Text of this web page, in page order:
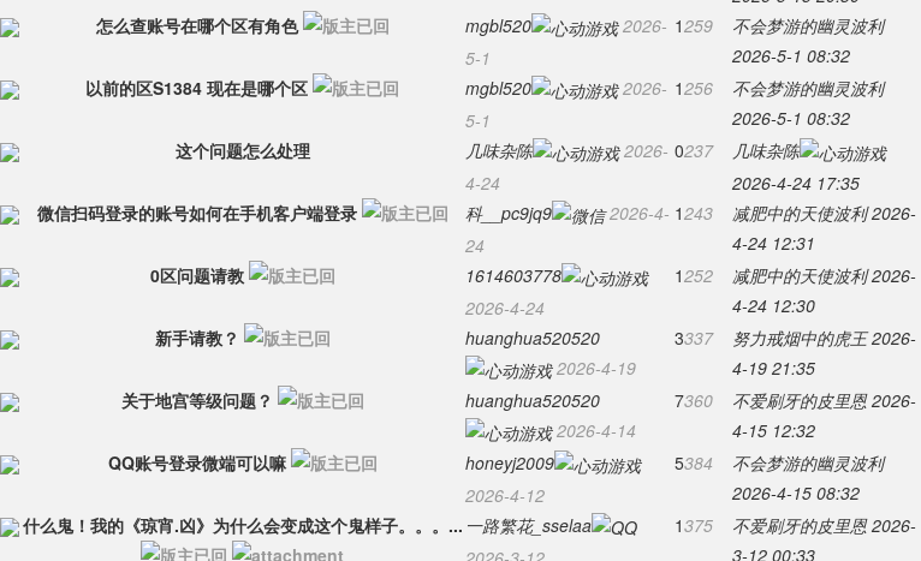
怎么查账号在哪个区有角色
mgbl520
2026-
5-1
1259
不会梦游的幽灵波利
2026-5-1 08:32
以前的区S1384 现在是哪个区
mgbl520
2026-
5-1
1256
不会梦游的幽灵波利
2026-5-1 08:32
这个问题怎么处理
几味杂陈
2026-
4-24
0237
几味杂陈
2026-4-24 17:35
微信扫码登录的账号如何在手机客户端登录
科__pc9jq9
2026-4-
24
1243 减肥中的天使波利 2026-
4-24 12:31
0区问题请教
1614603778
2026-4-24
1252 减肥中的天使波利 2026-
4-24 12:30
新手请教？
huanghua520520
2026-4-19
3337 努力戒烟中的虎王 2026-
4-19 21:35
关于地宫等级问题？
huanghua520520
2026-4-14
7360 不爱刷牙的皮里恩 2026-
4-15 12:32
QQ账号登录微端可以嘛
honeyj2009
2026-4-12
5384
不会梦游的幽灵波利
2026-4-15 08:32
什么鬼！我的《琼宵.凶》为什么会变成这个鬼样子。。。... 一路繁花_sselaa
1375 不爱刷牙的皮里恩 2026-
3-12 00:33